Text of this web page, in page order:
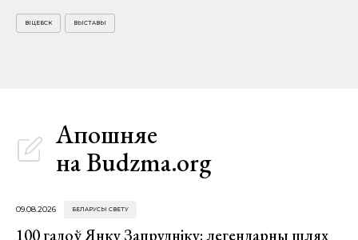
ВІЦЕБСК ВЫСТАВЫ
Апошняе
на Budzma.org
09.08.2026 БЕЛАРУСЫ СВЕТУ
100 гадоў Янку Запрудніку: легендарны шлях